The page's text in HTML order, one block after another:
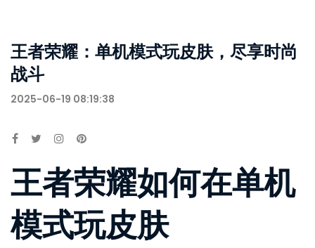
王者荣耀：单机模式玩皮肤，尽享时尚
战斗
2025-06-19 08:19:38
王者荣耀如何在单机
模式玩皮肤